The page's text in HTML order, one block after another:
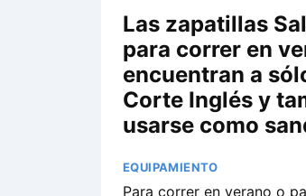
Las zapatillas
para correr en
encuentran a
Corte Inglés y
usarse como
EQUIPAMIENTO
Para correr en verano o